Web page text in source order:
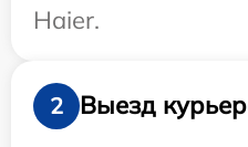
Haier.
2
Выезд